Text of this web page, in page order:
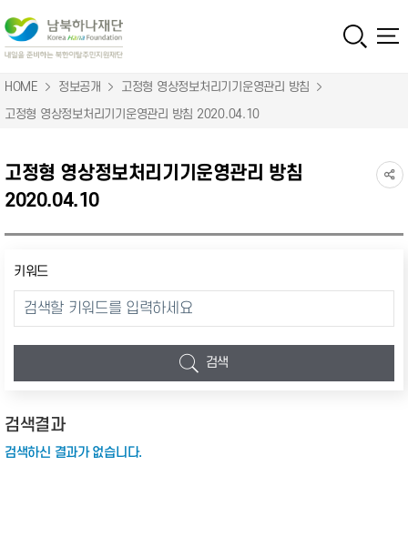
HOME 정보공개
고정형 영상정보처리기기운영관리 방침
고정형 영상정보처리기기운영관리 방침 2020.04.10
고정형 영상정보처리기기운영관리 방침
2020.04.10
키워드
검색
검색결과
검색하신 결과가 없습니다.